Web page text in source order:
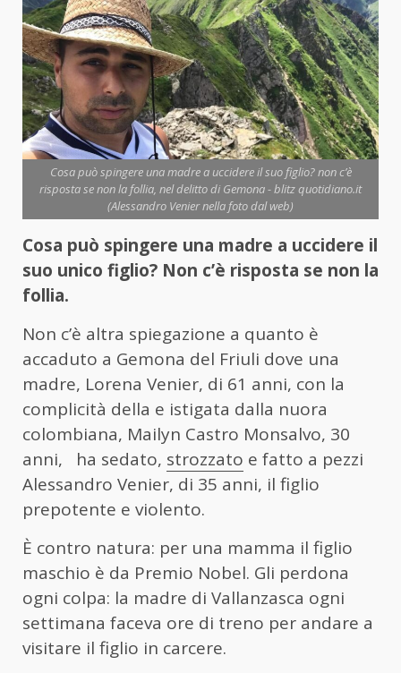
Cosa può spingere una madre a uccidere il suo figlio? non c’è
risposta se non la follia, nel delitto di Gemona - blitz quotidiano.it
(Alessandro Venier nella foto dal web)
Cosa può spingere una madre a uccidere il
suo unico figlio? Non c’è risposta se non la
follia.
Non c’è altra spiegazione a quanto è
accaduto a Gemona del Friuli dove una
madre, Lorena Venier, di 61 anni, con la
complicità della e istigata dalla nuora
colombiana, Mailyn Castro Monsalvo, 30
anni,
ha sedato, strozzato e fatto a pezzi
Alessandro Venier, di 35 anni, il figlio
prepotente e violento.
È contro natura: per una mamma il figlio
maschio è da Premio Nobel. Gli perdona
ogni colpa: la madre di Vallanzasca ogni
settimana faceva ore di treno per andare a
visitare il figlio in carcere.